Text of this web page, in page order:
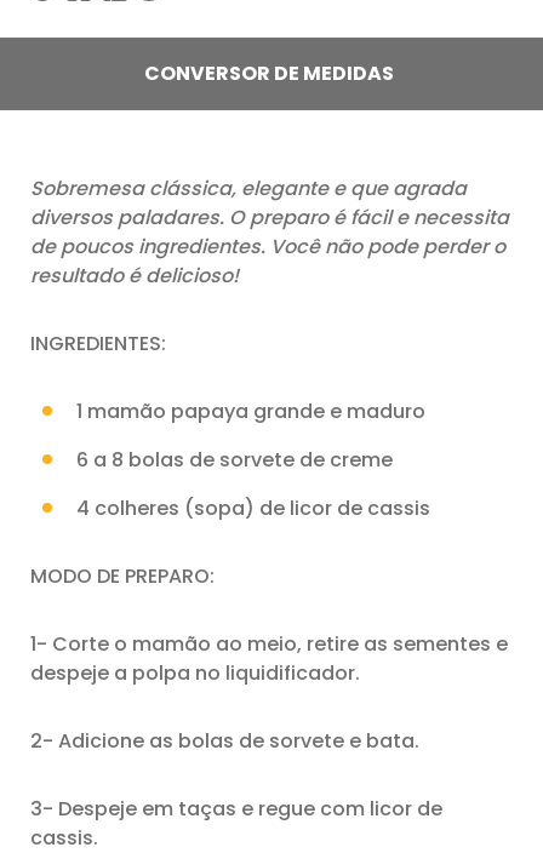
CONVERSOR DE MEDIDAS
Sobremesa clássica, elegante e que agrada
diversos paladares. O preparo é fácil e necessita
de poucos ingredientes. Você não pode perder o
resultado é delicioso!
INGREDIENTES:
1 mamão papaya grande e maduro
6 a 8 bolas de sorvete de creme
4 colheres (sopa) de licor de cassis
MODO DE PREPARO:
1- Corte o mamão ao meio, retire as sementes e
despeje a polpa no liquidificador.
2- Adicione as bolas de sorvete e bata.
3- Despeje em taças e regue com licor de
cassis.